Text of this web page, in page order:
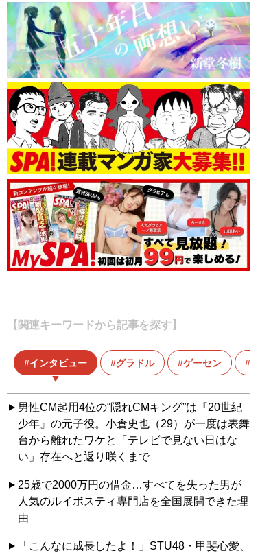
【関連キーワードから記事を探す】
インタビュー グラドル ゲーセン
男性CM起用4位の“隠れCMキング”は『20世紀
少年』の元子役。小倉史也（29）が一度は表舞
台から離れたワケと「テレビで見ない日はな
い」存在へと返り咲くまで
25歳で2000万円の借金…すべてを失った男が
人気のルイボスティ専門店を全国展開できた理
由
「こんなに成長したよ！」STU48・甲斐心愛、